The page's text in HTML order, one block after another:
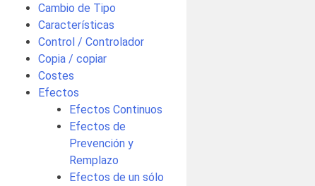
Cambio de Tipo
Características
Control / Controlador
Copia / copiar
Costes
Efectos
Efectos Continuos
Efectos de
Prevención y
Remplazo
Efectos de un sólo